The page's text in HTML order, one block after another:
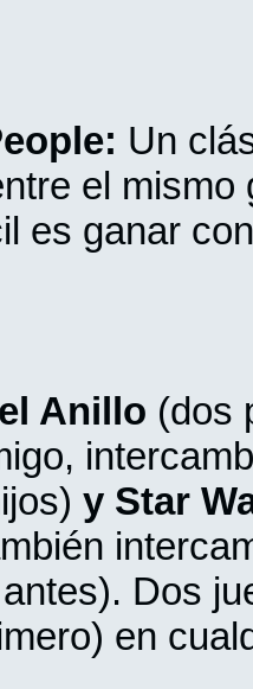
Un
el
es ganar
Anillo (dos
y Star
Dos
en